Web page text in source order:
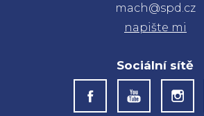
mach@spd.cz
napište mi
Sociální sítě